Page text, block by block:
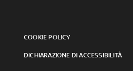
COOKIE POLICY
DICHIARAZIONE DI ACCESSIBILITÀ